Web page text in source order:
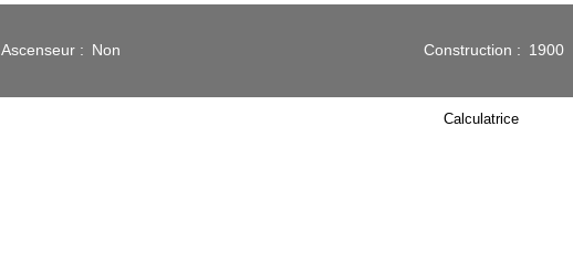
Ascenseur : Non Construction : 1900
Calculatrice